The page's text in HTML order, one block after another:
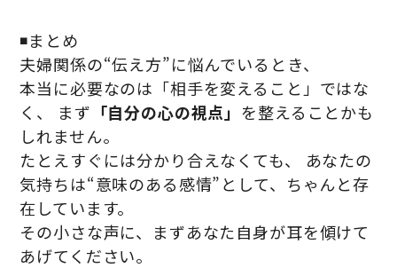
◾️まとめ
夫婦関係の“伝え方”に悩んでいるとき、
本当に必要なのは「相手を変えること」ではな
く、 まず 「自分の心の視点」 を整えることかも
しれません。
たとえすぐには分かり合えなくても、 あなたの
気持ちは“意味のある感情”として、ちゃんと存
在しています。
その小さな声に、まずあなた自身が耳を傾けて
あげてください。